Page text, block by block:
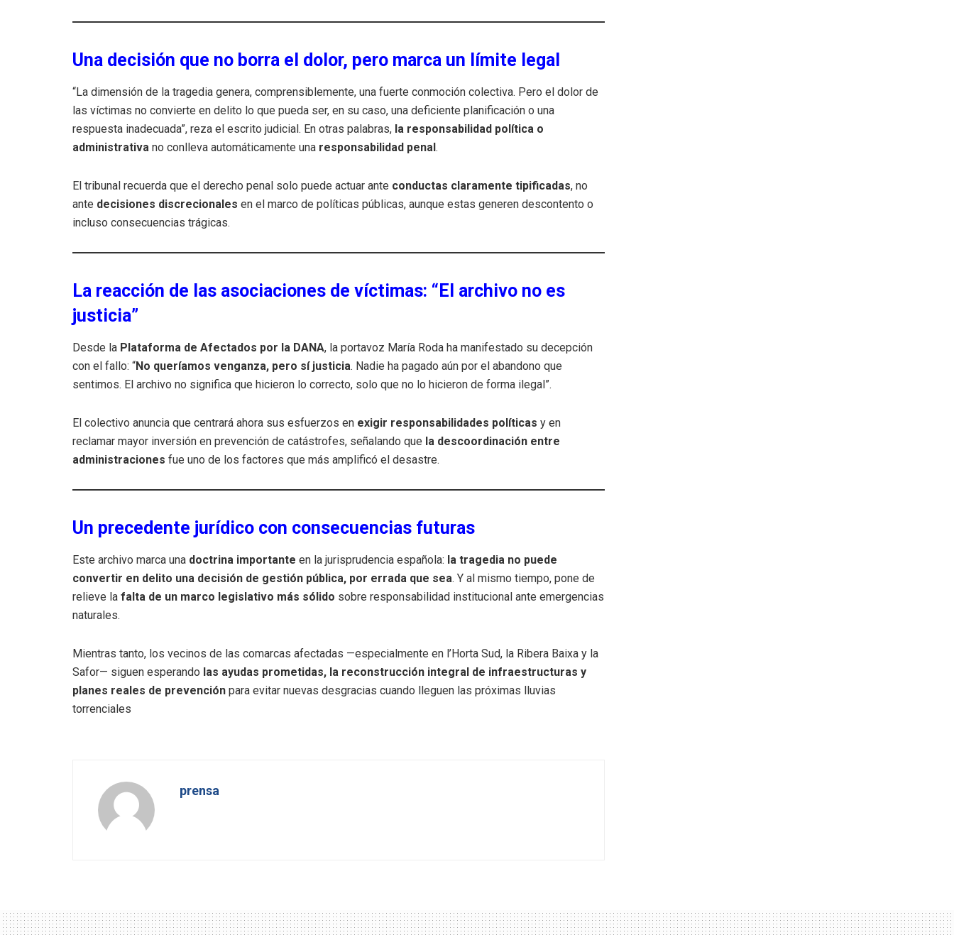
Una decisión que no borra el dolor, pero marca un límite legal
“La dimensión de la tragedia genera, comprensiblemente, una fuerte conmoción colectiva. Pero el dolor de
las víctimas no convierte en delito lo que pueda ser, en su caso, una deficiente planificación o una
respuesta inadecuada”, reza el escrito judicial. En otras palabras, la responsabilidad política o
administrativa no conlleva automáticamente una responsabilidad penal.
El tribunal recuerda que el derecho penal solo puede actuar ante conductas claramente tipificadas, no
ante decisiones discrecionales en el marco de políticas públicas, aunque estas generen descontento o
incluso consecuencias trágicas.
La reacción de las asociaciones de víctimas: “El archivo no es
justicia”
Desde la Plataforma de Afectados por la DANA, la portavoz María Roda ha manifestado su decepción
con el fallo: “No queríamos venganza, pero sí justicia. Nadie ha pagado aún por el abandono que
sentimos. El archivo no significa que hicieron lo correcto, solo que no lo hicieron de forma ilegal”.
El colectivo anuncia que centrará ahora sus esfuerzos en exigir responsabilidades políticas y en
reclamar mayor inversión en prevención de catástrofes, señalando que la descoordinación entre
administraciones fue uno de los factores que más amplificó el desastre.
Un precedente jurídico con consecuencias futuras
Este archivo marca una doctrina importante en la jurisprudencia española: la tragedia no puede
convertir en delito una decisión de gestión pública, por errada que sea. Y al mismo tiempo, pone de
relieve la falta de un marco legislativo más sólido sobre responsabilidad institucional ante emergencias
naturales.
Mientras tanto, los vecinos de las comarcas afectadas —especialmente en l’Horta Sud, la Ribera Baixa y la
Safor— siguen esperando las ayudas prometidas, la reconstrucción integral de infraestructuras y
planes reales de prevención para evitar nuevas desgracias cuando lleguen las próximas lluvias
torrenciales
prensa